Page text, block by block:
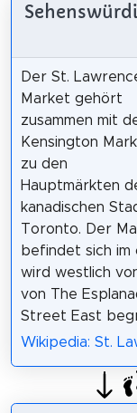
Der St.
Market gehört
zusammen mit
Kensington
zu den
Hauptmärkten
kanadischen
Toronto. Der
befindet sich im
wird westlich
von The
Street East
Wikipedia: St.